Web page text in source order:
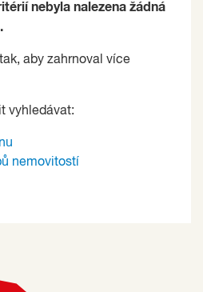
nebyla nalezena žádná
aby zahrnoval více
vyhledávat:
nemovitostí